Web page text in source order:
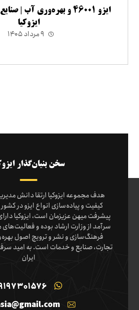
ایزو ۴۶۰۰۱ و بهره‌وری آب |
ایزوکیا
۹ مرداد ۱۴۰۵
سخن بنیان‌گذار
هدف مجموعه ایزوکیا ارتقا دانش
کیفیت و پیاده‌سازی انواع ایزو در کشور
پیشرفت میهن عزیزمان است، ایزوکیا
سرآمد از وزارت ارشاد بوده و
فرهنگ‌سازی و نشر و ترویج اصول
تجارت، صنایع و خدمات است. به امید
ایران